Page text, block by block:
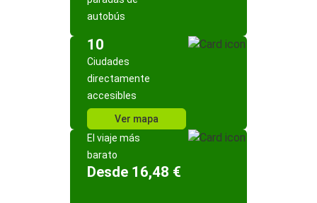
autobús
10
Ciudades
directamente
accesibles
Ver mapa
El viaje más
barato
Desde 16,48 €